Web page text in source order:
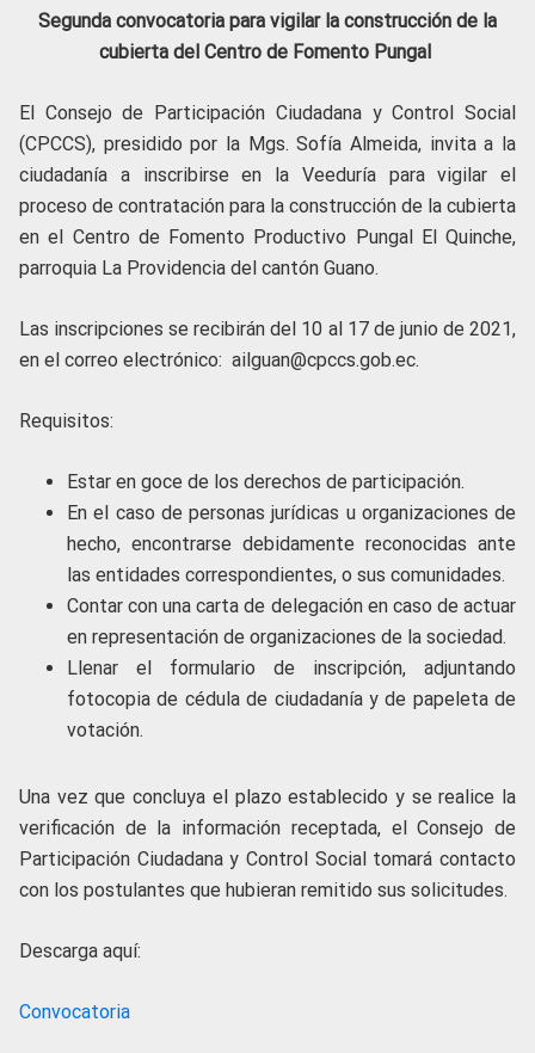
Segunda convocatoria para vigilar la construcción de la
cubierta del Centro de Fomento Pungal
El Consejo de Participación Ciudadana y Control Social
(CPCCS), presidido por la Mgs. Sofía Almeida, invita a la
ciudadanía a inscribirse en la Veeduría para vigilar el
proceso de contratación para la construcción de la cubierta
en el Centro de Fomento Productivo Pungal El Quinche,
parroquia La Providencia del cantón Guano.
Las inscripciones se recibirán del 10 al 17 de junio de 2021,
en el correo electrónico: ailguan@cpccs.gob.ec.
Requisitos:
Estar en goce de los derechos de participación.
En el caso de personas jurídicas u organizaciones de
hecho, encontrarse debidamente reconocidas ante
las entidades correspondientes, o sus comunidades.
Contar con una carta de delegación en caso de actuar
en representación de organizaciones de la sociedad.
Llenar el formulario de inscripción, adjuntando
fotocopia de cédula de ciudadanía y de papeleta de
votación.
Una vez que concluya el plazo establecido y se realice la
verificación de la información receptada, el Consejo de
Participación Ciudadana y Control Social tomará contacto
con los postulantes que hubieran remitido sus solicitudes.
Descarga aquí:
Convocatoria